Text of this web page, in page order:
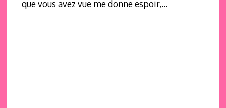
que vous avez vue me donne espoir,…